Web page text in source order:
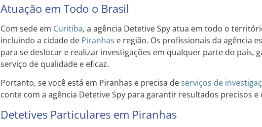
Atuação em Todo o Brasil
Com sede em Curitiba, a agência Detetive Spy atua em todo o
incluindo a cidade de Piranhas e região. Os profissionais da agência
para se deslocar e realizar investigações em qualquer parte do país,
serviço de qualidade e eficaz.
Portanto, se você está em Piranhas e precisa deserviços de
conte com a agência Detetive Spy para garantir resultados precisos e
Detetives Particulares em Piranhas